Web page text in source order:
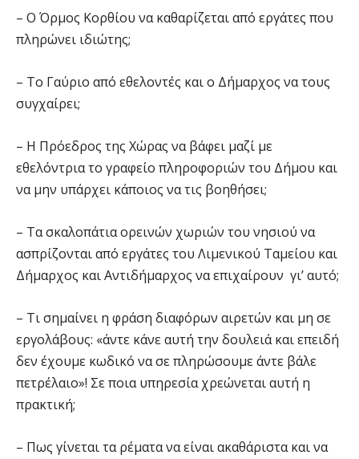
– Ο Όρμος Κορθίου να καθαρίζεται από εργάτες που
πληρώνει ιδιώτης;
– Το Γαύριο από εθελοντές και ο Δήμαρχος να τους
συγχαίρει;
– Η Πρόεδρος της Χώρας να βάφει μαζί με
εθελόντρια το γραφείο πληροφοριών του Δήμου και
να μην υπάρχει κάποιος να τις βοηθήσει;
– Τα σκαλοπάτια ορεινών χωριών του νησιού να
ασπρίζονται από εργάτες του Λιμενικού Ταμείου και
Δήμαρχος και Αντιδήμαρχος να επιχαίρουν γι’ αυτό;
– Τι σημαίνει η φράση διαφόρων αιρετών και μη σε
εργολάβους: «άντε κάνε αυτή την δουλειά και επειδή
δεν έχουμε κωδικό να σε πληρώσουμε άντε βάλε
πετρέλαιο»! Σε ποια υπηρεσία χρεώνεται αυτή η
πρακτική;
– Πως γίνεται τα ρέματα να είναι ακαθάριστα και να